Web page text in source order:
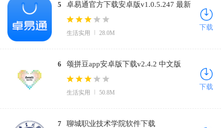
5
卓易通官方下载安卓版v1.0.5.247 最新
版
生活实用 28.0M
下载
6 颂拼豆app安卓版下载v2.4.2 中文版
生活实用 50.8M
下载
7
聊城职业技术学院软件下载